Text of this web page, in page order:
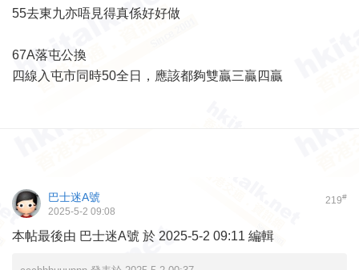
55去東九亦唔見得真係好好做
67A落屯公換
四線入屯市同時50全日，應該都夠雙贏三贏四贏
219#
巴士迷A號
2025-5-2 09:08
本帖最後由 巴士迷A號 於 2025-5-2 09:11 編輯